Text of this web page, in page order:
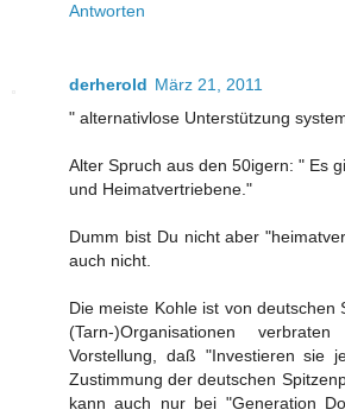
Antworten
derherold März 21, 2011
" alternativlose Unterstützung
Alter Spruch aus den 50igern: " Es
und Heimatvertriebene."
Dumm bist Du nicht aber
auch nicht.
Die meiste Kohle ist von deutschen
(Tarn-)Organisationen
Vorstellung, daß "Investieren sie
Zustimmung der deutschen
kann auch nur bei "Generation